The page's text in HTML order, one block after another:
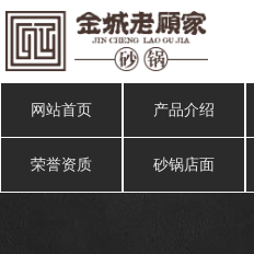
网站首页 产品介绍
荣誉资质 砂锅店面